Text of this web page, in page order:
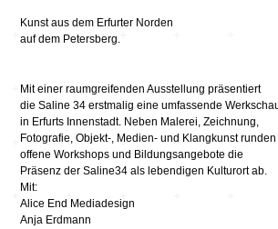
Kunst aus dem Erfurter Norden
auf dem Petersberg.
Mit einer raumgreifenden Ausstellung präsentiert
die Saline 34 erstmalig eine umfassende
in Erfurts Innenstadt. Neben Malerei, Zeichnung,
Fotografie, Objekt-, Medien- und Klangkunst runden
offene Workshops und Bildungsangebote die
Präsenz der Saline34 als lebendigen Kulturort ab.
Mit:
Alice End Mediadesign
Anja Erdmann